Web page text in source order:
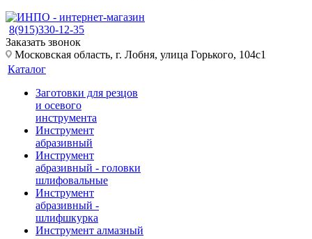
8(915)330-12-35
Заказать звонок
Московская область, г. Лобня, улица Горького, 104с1
Каталог
Заготовки для резцов
и осевого
инструмента
Инструмент
абразивный
Инструмент
абразивный - головки
шлифовальные
Инструмент
абразивный -
шлифшкурка
Инструмент алмазный